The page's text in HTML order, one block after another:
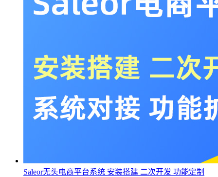
Saleor无头电商平台系统 安装搭建 二次开发 功能定制